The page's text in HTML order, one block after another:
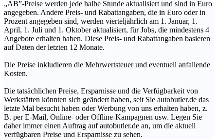
„AB”-Preise werden jede halbe Stunde aktualisiert und sind in Euro
angegeben. Andere Preis- und Rabattangaben, die in Euro oder in
Prozent angegeben sind, werden vierteljährlich am 1. Januar, 1.
April, 1. Juli und 1. Oktober aktualisiert, für Jobs, die mindestens 4
Angebote erhalten haben. Diese Preis- und Rabattangaben basieren
auf Daten der letzten 12 Monate.
Die Preise inkludieren die Mehrwertsteuer und eventuell anfallende
Kosten.
Die tatsächlichen Preise, Ersparnisse und die Verfügbarkeit von
Werkstätten könnten sich geändert haben, seit Sie autobutler.de das
letzte Mal besucht haben oder Werbung von uns erhalten haben, z.
B. per E-Mail, Online- oder Offline-Kampagnen usw. Legen Sie
daher immer einen Auftrag auf autobutler.de an, um die aktuell
verfügbaren Preise und Ersparnisse zu sehen.